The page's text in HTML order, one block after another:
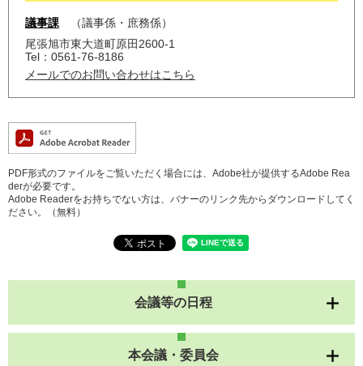
議事課
議事係・庶務係
尾張旭市東大道町原田2600-1
Tel：0561-76-8186
メールでのお問い合わせはこちら
PDF形式のファイルをご覧いただく場合には、Adobe社が提供するAdobe Rea
derが必要です。
Adobe Readerをお持ちでない方は、バナーのリンク先からダウンロードしてく
ださい。（無料）
会議等の日程
本会議・委員会